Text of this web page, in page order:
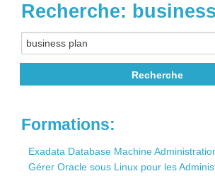
Recrutement
Contact
Recherche:
Formations:
Exadata Database Machine
Gérer Oracle sous Linux pour les